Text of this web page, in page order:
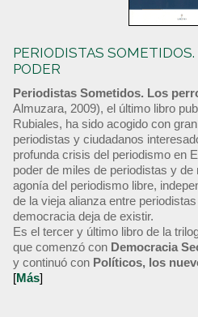
PERIODISTAS
PODER
Periodistas Sometidos. Los
Almuzara, 2009), el último libro
Rubiales, ha sido acogido con
periodistas y ciudadanos
profunda crisis del periodismo en
poder de miles de periodistas y
agonía del periodismo libre,
de la vieja alianza entre
democracia deja de existir.
Es el tercer y último libro de la
que comenzó con Democracia
y continuó con Políticos, los
[Más]